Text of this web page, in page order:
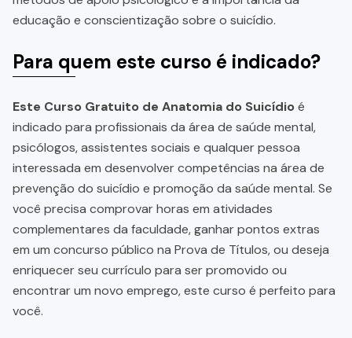
educação e conscientização sobre o suicídio.
Para quem este curso é indicado?
Este Curso Gratuito de Anatomia do Suicídioé
indicado para profissionais da área de saúde mental,
psicólogos, assistentes sociais e qualquer pessoa
interessada em desenvolver competências na área de
prevenção do suicídio e promoção da saúde mental. Se
você precisa comprovar horas em atividades
complementares da faculdade, ganhar pontos extras
em um concurso público na Prova de Títulos, ou deseja
enriquecer seu currículo para ser promovido ou
encontrar um novo emprego, este curso é perfeito para
você.